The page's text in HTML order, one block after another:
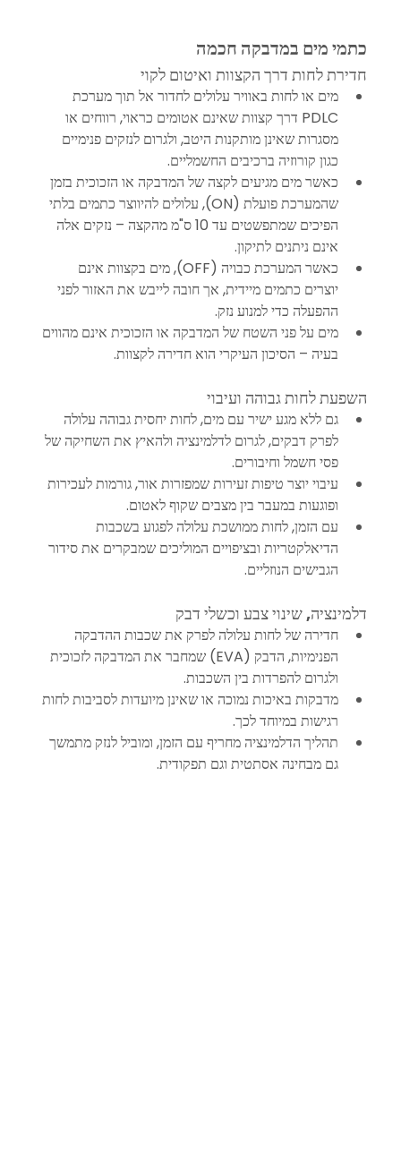
כתמי מים במדבקה חכמה
חדירת לחות דרך הקצוות ואיטום לקוי
מים או לחות באוויר עלולים לחדור אל תוך מערכת
PDLC דרך קצוות שאינם אטומים כראוי, רווחים או
מסגרות שאינן מותקנות היטב, ולגרום לנזקים פנימיים
כגון קורוזיה ברכיבים החשמליים.
כאשר מים מגיעים לקצה של המדבקה או הזכוכית בזמן
שהמערכת פועלת (ON), עלולים להיווצר כתמים בלתי
הפיכים שמתפשטים עד 10 ס"מ מהקצה – נזקים אלה
אינם ניתנים לתיקון.
כאשר המערכת כבויה (OFF), מים בקצוות אינם
יוצרים כתמים מיידית, אך חובה לייבש את האזור לפני
ההפעלה כדי למנוע נזק.
מים על פני השטח של המדבקה או הזכוכית אינם מהווים
בעיה – הסיכון העיקרי הוא חדירה לקצוות.
השפעת לחות גבוהה ועיבוי
גם ללא מגע ישיר עם מים, לחות יחסית גבוהה עלולה
לפרק דבקים, לגרום לדלמינציה ולהאיץ את השחיקה של
פסי חשמל וחיבורים.
עיבוי יוצר טיפות זעירות שמפזרות אור, גורמות לעכירות
ופוגעות במעבר בין מצבים שקוף לאטום.
עם הזמן, לחות ממושכת עלולה לפגוע בשכבות
הדיאלקטריות ובציפויים המוליכים שמבקרים את סידור
הגבישים הנוזליים.
דלמינציה, שינוי צבע וכשלי דבק
חדירה של לחות עלולה לפרק את שכבות ההדבקה
הפנימיות, הדבק (EVA) שמחבר את המדבקה לזכוכית
ולגרום להפרדות בין השכבות.
מדבקות באיכות נמוכה או שאינן מיועדות לסביבות לחות
רגישות במיוחד לכך.
תהליך הדלמינציה מחריף עם הזמן, ומוביל לנזק מתמשך
גם מבחינה אסתטית וגם תפקודית.